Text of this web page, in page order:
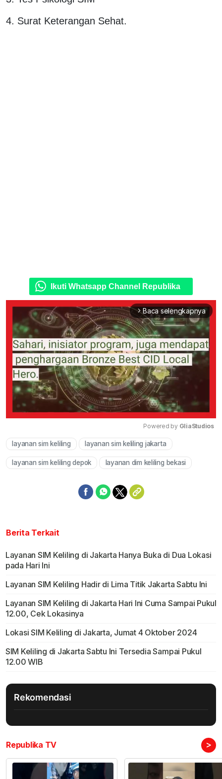
4. Surat Keterangan Sehat.
Ikuti Whatsapp Channel Republika
arrow_forward_ios Baca selengkapnya
Powered by GliaStudios
layanan sim keliling layanan sim keliling jakarta
layanan sim keliling depok layanan dim keliling bekasi
Berita Terkait
Layanan SIM Keliling di Jakarta Hanya Buka di Dua Lokasi
pada Hari Ini
Layanan SIM Keliling Hadir di Lima Titik Jakarta Sabtu Ini
Layanan SIM Keliling di Jakarta Hari Ini Cuma Sampai Pukul
12.00, Cek Lokasinya
Lokasi SIM Keliling di Jakarta, Jumat 4 Oktober 2024
SIM Keliling di Jakarta Sabtu Ini Tersedia Sampai Pukul
12.00 WIB
Rekomendasi
Republika TV >